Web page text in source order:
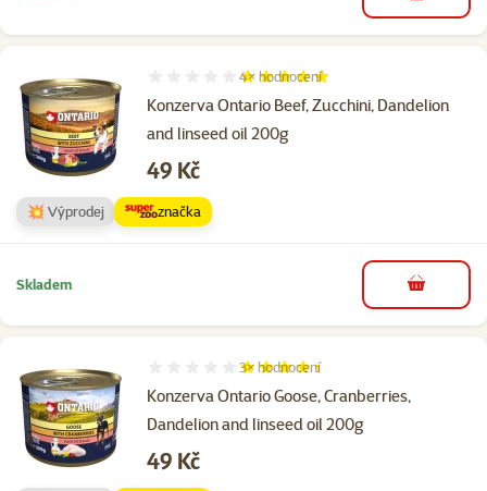
Konzerva Ontario Beef, Zucchini, Dandelion
and linseed oil 200g
Hodnocení 100%, počet hodnocení: 4
4× hodnocení
Cena
49 Kč
💥 Výprodej značka
Skladem do košíku
Konzerva Ontario Goose, Cranberries,
Dandelion and linseed oil 200g
Hodnocení 87%, počet hodnocení: 3
3× hodnocení
Cena
49 Kč